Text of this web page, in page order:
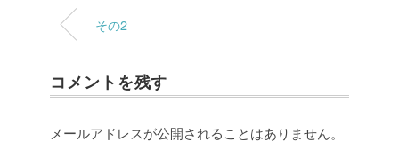
その2
コメントを残す
メールアドレスが公開されることはありません。